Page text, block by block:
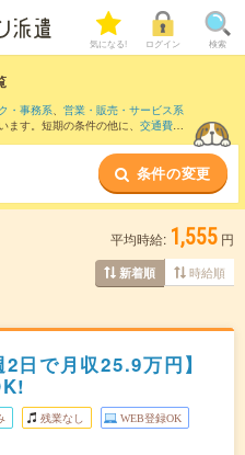
気になる! ログイン 検索
・事務系、 営業・販売・サービス系
す。短期の条件の他に、 交通費別
条件の変更
平均時給: 1,555 円
新着順 時給順
日で月収25.9万円】
残業なし WEB登録OK